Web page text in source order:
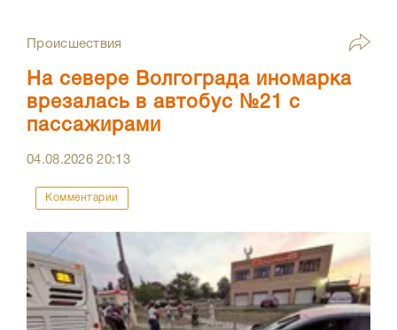
Происшествия
На севере Волгограда иномарка
врезалась в автобус №21 с
пассажирами
04.08.202620:13
Комментарии